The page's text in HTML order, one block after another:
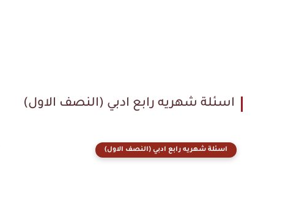
اسئلة شهريه رابع ادبي (النصف الاول)
اسئلة شهريه رابع ادبي (النصف الاول)